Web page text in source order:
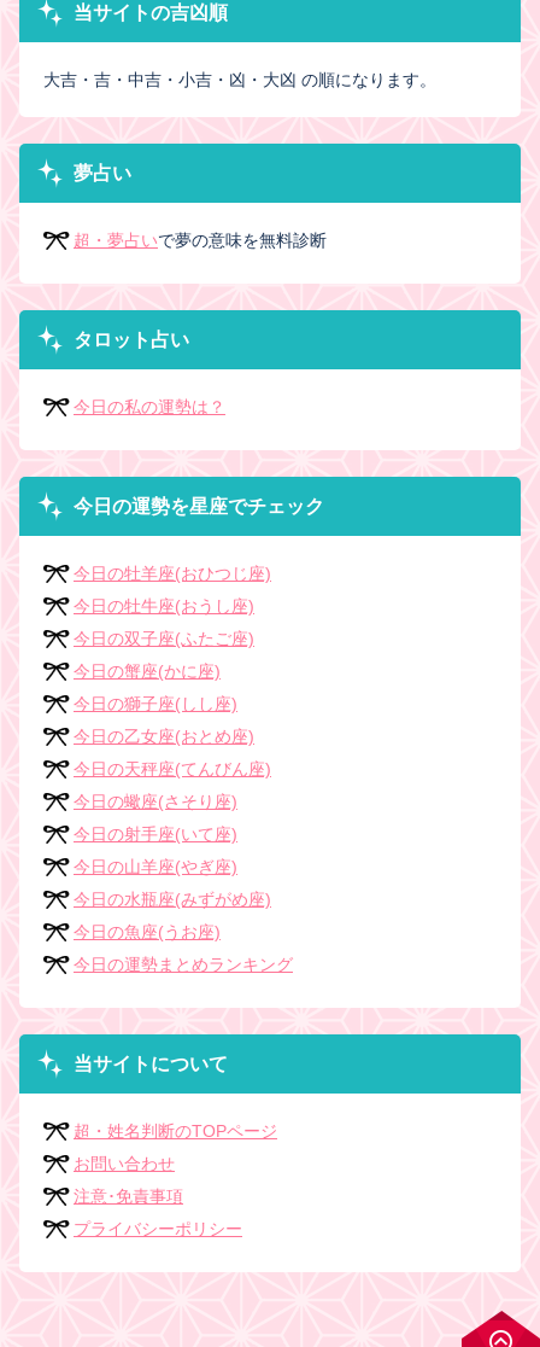
当サイトの吉凶順
大吉・吉・中吉・小吉・凶・大凶 の順になります。
夢占い
超・夢占いで夢の意味を無料診断
タロット占い
今日の私の運勢は？
今日の運勢を星座でチェック
今日の牡羊座(おひつじ座)
今日の牡牛座(おうし座)
今日の双子座(ふたご座)
今日の蟹座(かに座)
今日の獅子座(しし座)
今日の乙女座(おとめ座)
今日の天秤座(てんびん座)
今日の蠍座(さそり座)
今日の射手座(いて座)
今日の山羊座(やぎ座)
今日の水瓶座(みずがめ座)
今日の魚座(うお座)
今日の運勢まとめランキング
当サイトについて
超・姓名判断のTOPページ
お問い合わせ
注意･免責事項
プライバシーポリシー